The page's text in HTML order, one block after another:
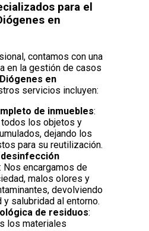
para el
en
contamos con una
en la gestión de casos
en
servicios incluyen:
de inmuebles:
todos los objetos y
dejando los
para su reutilización.
: Nos encargamos de
malos olores y
devolviendo
y salubridad al entorno.
de residuos:
los materiales